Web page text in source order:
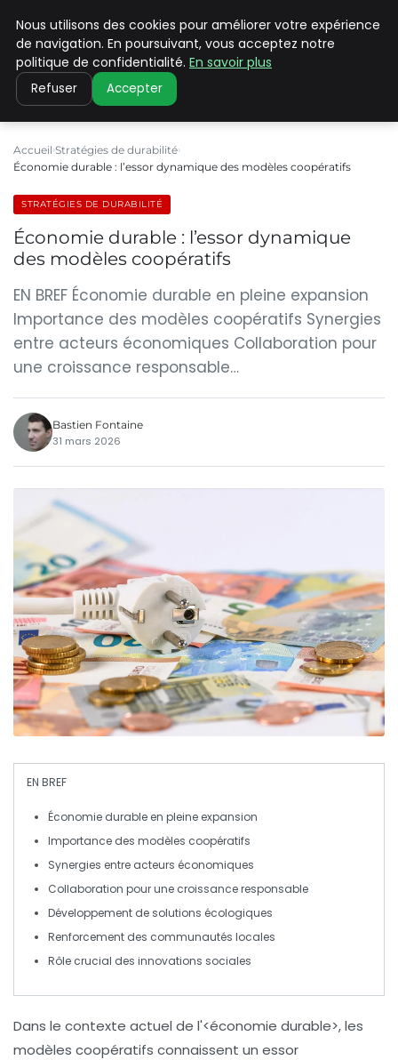
CLIMATE C ADVANCED
Accueil Stratégies de durabilité
Économie durable : l’essor dynamique des modèles coopératifs
STRATÉGIES DE DURABILITÉ
Économie durable : l’essor dynamique
des modèles coopératifs
EN BREF Économie durable en pleine expansion
Importance des modèles coopératifs Synergies
entre acteurs économiques Collaboration pour
une croissance responsable…
Bastien Fontaine
31 mars 2026
EN BREF
Économie durable en pleine expansion
Importance des modèles coopératifs
Synergies entre acteurs économiques
Collaboration pour une croissance responsable
Développement de solutions écologiques
Renforcement des communautés locales
Rôle crucial des innovations sociales
Dans le contexte actuel de l'<économie durable>, les
modèles coopératifs connaissent un essor
Nous utilisons des cookies pour améliorer votre expérience
de navigation. En poursuivant, vous acceptez notre
politique de confidentialité. En savoir plus
Refuser Accepter